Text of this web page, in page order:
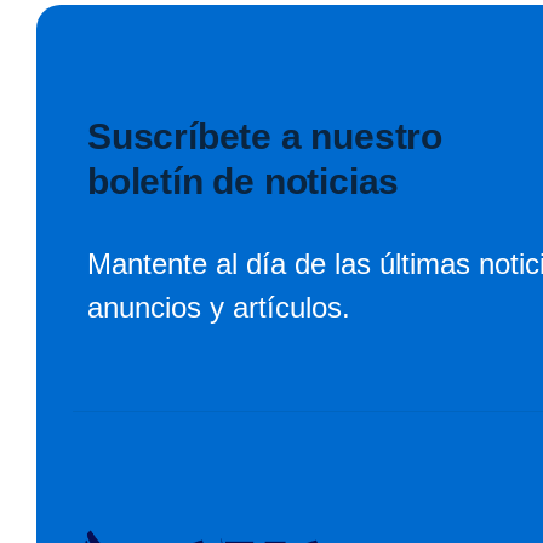
Suscríbete a nuestro
boletín de noticias
Mantente al día de las últimas
anuncios y artículos.